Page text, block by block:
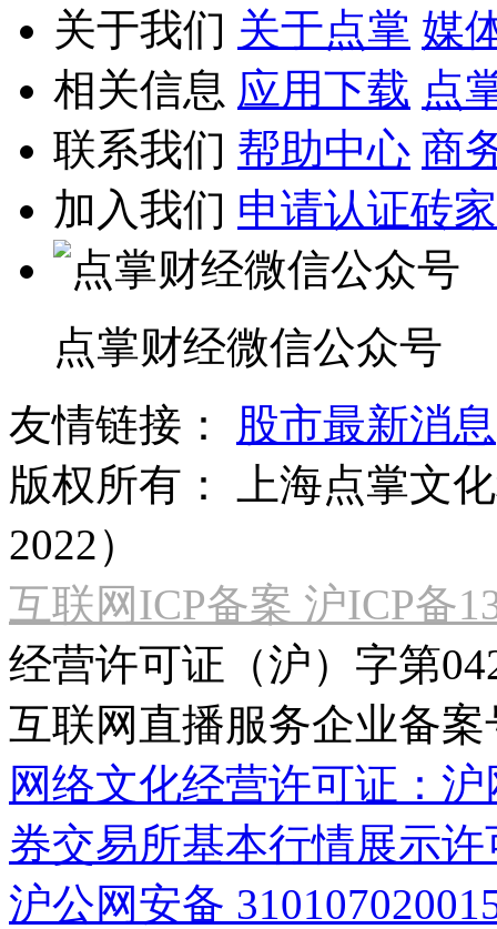
关于我们 关于点掌 媒
相关信息 应用下载 点
联系我们 帮助中心 商
加入我们 申请认证砖家
点掌财经微信公众号
友情链接：
股市最新消息
版权所有：
上海点掌文
2022）
互联网ICP备案 沪ICP备
经营许可证（沪）字第
互联网直播服务企业备案
网络文化经营许可证：
券交易所基本行情展示许
沪公网安备